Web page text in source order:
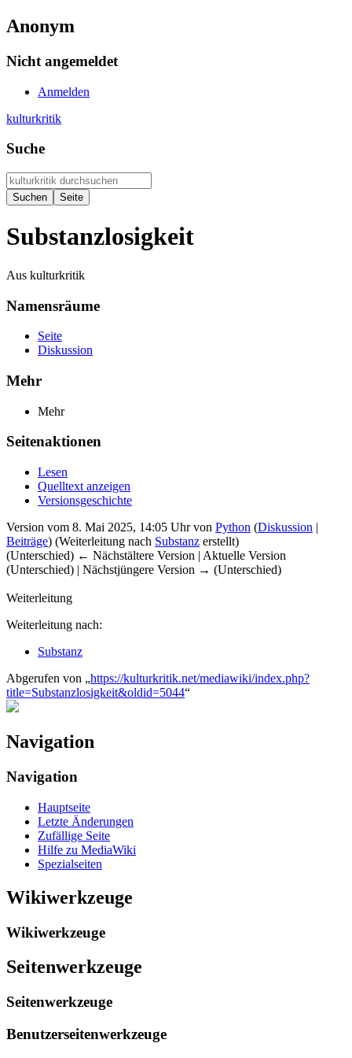
Anonym
Nicht angemeldet
Anmelden
kulturkritik
Suche
Substanzlosigkeit
Aus kulturkritik
Namensräume
Seite
Diskussion
Mehr
Mehr
Seitenaktionen
Lesen
Quelltext anzeigen
Versionsgeschichte
Version vom 8. Mai 2025, 14:05 Uhr von Python (Diskussion |
Beiträge) (Weiterleitung nach Substanz erstellt)
(Unterschied) ← Nächstältere Version | Aktuelle Version
(Unterschied) | Nächstjüngere Version → (Unterschied)
Weiterleitung
Weiterleitung nach:
Substanz
Abgerufen von „https://kulturkritik.net/mediawiki/index.php?
title=Substanzlosigkeit&oldid=5044“
Navigation
Navigation
Hauptseite
Letzte Änderungen
Zufällige Seite
Hilfe zu MediaWiki
Spezialseiten
Wikiwerkzeuge
Wikiwerkzeuge
Seitenwerkzeuge
Seitenwerkzeuge
Benutzerseitenwerkzeuge